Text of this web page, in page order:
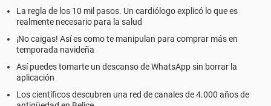
La regla de los 10 mil pasos. Un cardiólogo explicó lo que es
realmente necesario para la salud
¡No caigas! Así es como te manipulan para comprar más en
temporada navideña
Así puedes tomarte un descanso de WhatsApp sin borrar la
aplicación
Los científicos descubren una red de canales de 4.000 años de